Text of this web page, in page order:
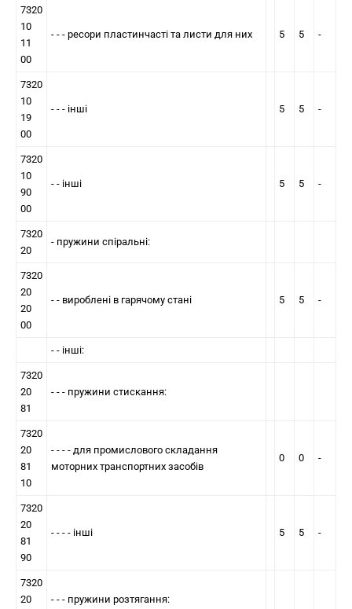
7320
10
11
00
- - - ресори пластинчастi та листи для них 5 5 -
7320
10
19
00
- - - iншi 5 5 -
7320
10
90
00
- - iншi 5 5 -
7320
20
- пружини спiральнi:
7320
20
20
00
- - вироблені в гарячому стані 5 5 -
- - iншi:
7320
20
81
- - - пружини стискання:
7320
20
81
10
- - - - для промислового складання
моторних транспортних засобів
0 0 -
7320
20
81
90
- - - - інші 5 5 -
7320
20
- - - пружини розтягання: